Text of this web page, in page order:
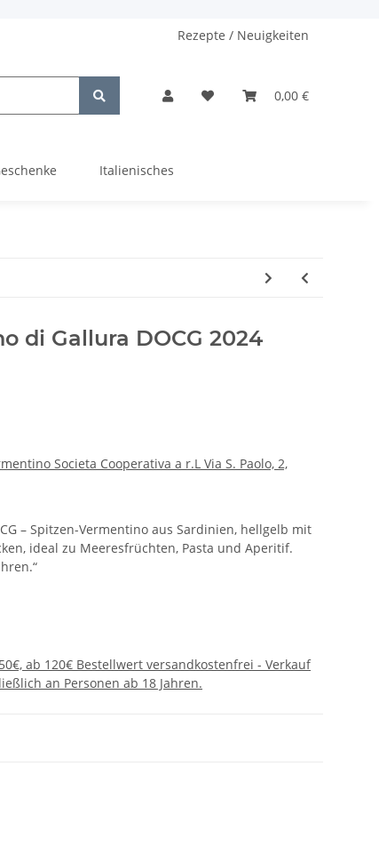
Rezepte / Neuigkeiten
0,00 €
Italienisches
di Gallura DOCG 2024
Societa Cooperativa a r.L Via S. Paolo, 2,
– Spitzen-Vermentino aus Sardinien, hellgelb mit
ideal zu Meeresfrüchten, Pasta und Aperitif.
ab 120€ Bestellwert versandkostenfrei - Verkauf
an Personen ab 18 Jahren.